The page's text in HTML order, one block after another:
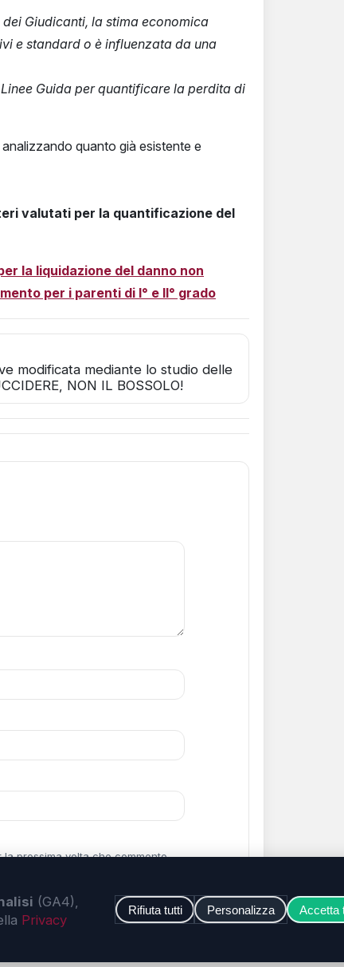
Giudicanti, la stima economica
e standard o è influenzata da una
Guida per quantificare la perdita di
quanto già esistente e
valutati per la quantificazione del
la liquidazione del danno non
per i parenti di I° e II° grado
modificata mediante lo studio delle
NON IL BOSSOLO!
prossima volta che commento.
(GA4),
Privacy
Rifiuta tutti Personalizza Accetta